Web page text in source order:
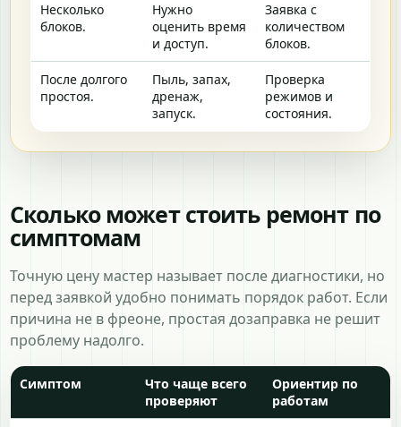
Несколько
блоков.
Нужно
оценить время
и доступ.
Заявка с
количеством
блоков.
После долгого
простоя.
Пыль, запах,
дренаж,
запуск.
Проверка
режимов и
состояния.
Сколько может стоить ремонт по
симптомам
Точную цену мастер называет после диагностики, но
перед заявкой удобно понимать порядок работ. Если
причина не в фреоне, простая дозаправка не решит
проблему надолго.
Симптом
Что чаще всего
проверяют
Ориентир по
работам